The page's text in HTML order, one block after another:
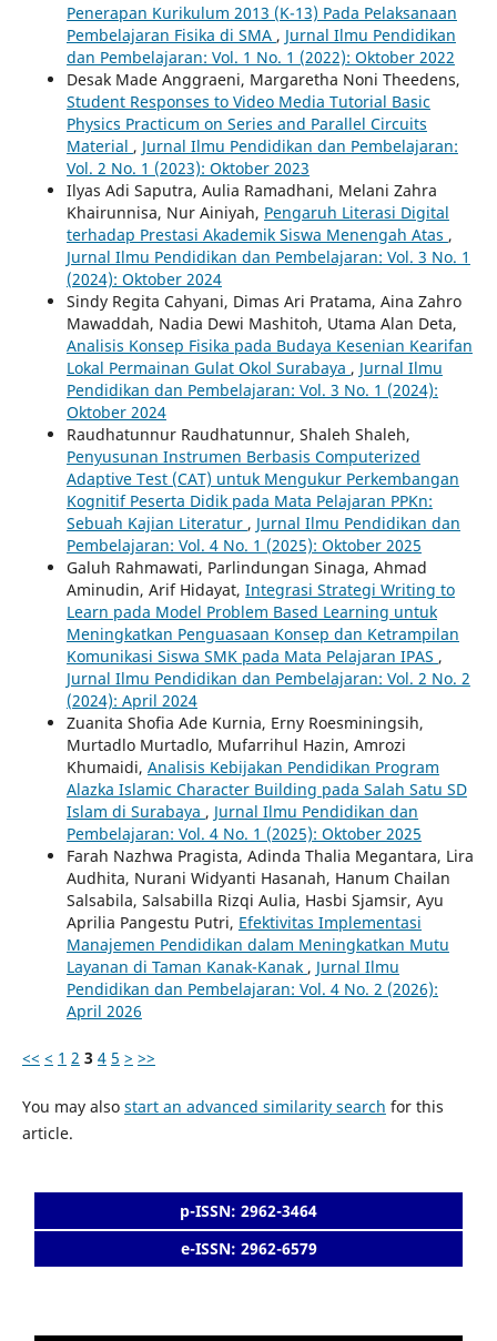
Penerapan Kurikulum 2013 (K-13) Pada Pelaksanaan
Pembelajaran Fisika di SMA , Jurnal Ilmu Pendidikan
dan Pembelajaran: Vol. 1 No. 1 (2022): Oktober 2022
Desak Made Anggraeni, Margaretha Noni Theedens,
Student Responses to Video Media Tutorial Basic
Physics Practicum on Series and Parallel Circuits
Material , Jurnal Ilmu Pendidikan dan Pembelajaran:
Vol. 2 No. 1 (2023): Oktober 2023
Ilyas Adi Saputra, Aulia Ramadhani, Melani Zahra
Khairunnisa, Nur Ainiyah, Pengaruh Literasi Digital
terhadap Prestasi Akademik Siswa Menengah Atas ,
Jurnal Ilmu Pendidikan dan Pembelajaran: Vol. 3 No. 1
(2024): Oktober 2024
Sindy Regita Cahyani, Dimas Ari Pratama, Aina Zahro
Mawaddah, Nadia Dewi Mashitoh, Utama Alan Deta,
Analisis Konsep Fisika pada Budaya Kesenian Kearifan
Lokal Permainan Gulat Okol Surabaya , Jurnal Ilmu
Pendidikan dan Pembelajaran: Vol. 3 No. 1 (2024):
Oktober 2024
Raudhatunnur Raudhatunnur, Shaleh Shaleh,
Penyusunan Instrumen Berbasis Computerized
Adaptive Test (CAT) untuk Mengukur Perkembangan
Kognitif Peserta Didik pada Mata Pelajaran PPKn:
Sebuah Kajian Literatur , Jurnal Ilmu Pendidikan dan
Pembelajaran: Vol. 4 No. 1 (2025): Oktober 2025
Galuh Rahmawati, Parlindungan Sinaga, Ahmad
Aminudin, Arif Hidayat, Integrasi Strategi Writing to
Learn pada Model Problem Based Learning untuk
Meningkatkan Penguasaan Konsep dan Ketrampilan
Komunikasi Siswa SMK pada Mata Pelajaran IPAS ,
Jurnal Ilmu Pendidikan dan Pembelajaran: Vol. 2 No. 2
(2024): April 2024
Zuanita Shofia Ade Kurnia, Erny Roesminingsih,
Murtadlo Murtadlo, Mufarrihul Hazin, Amrozi
Khumaidi, Analisis Kebijakan Pendidikan Program
Alazka Islamic Character Building pada Salah Satu SD
Islam di Surabaya , Jurnal Ilmu Pendidikan dan
Pembelajaran: Vol. 4 No. 1 (2025): Oktober 2025
Farah Nazhwa Pragista, Adinda Thalia Megantara, Lira
Audhita, Nurani Widyanti Hasanah, Hanum Chailan
Salsabila, Salsabilla Rizqi Aulia, Hasbi Sjamsir, Ayu
Aprilia Pangestu Putri, Efektivitas Implementasi
Manajemen Pendidikan dalam Meningkatkan Mutu
Layanan di Taman Kanak-Kanak , Jurnal Ilmu
Pendidikan dan Pembelajaran: Vol. 4 No. 2 (2026):
April 2026
<< < 1 2 3 4 5 > >>
You may also start an advanced similarity search for this
article.
p-ISSN: 2962-3464
e-ISSN: 2962-6579